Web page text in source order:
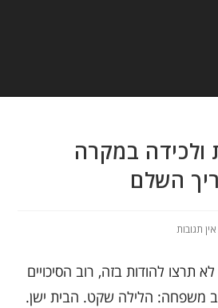
ולכידה במקרה
השלם
אין תגובות
תרצו להודות בזה, רוב הסיכויים
משפחה: הלילה שקט. הבית ישן.